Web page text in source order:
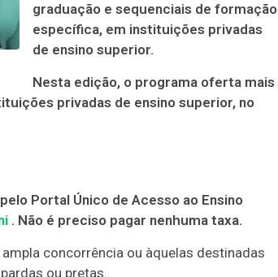
graduação e sequenciais de formação
específica, em instituições privadas
de ensino superior.
Nesta edição, o programa oferta mais
privadas de ensino superior, no
Portal Único de Acesso ao Ensino
. Não é preciso pagar nenhuma taxa.
concorrência ou àquelas destinadas
ou pretas.